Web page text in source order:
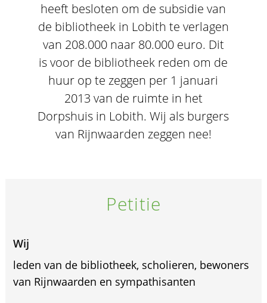
heeft besloten om de subsidie van
de bibliotheek in Lobith te verlagen
van 208.000 naar 80.000 euro. Dit
is voor de bibliotheek reden om de
huur op te zeggen per 1 januari
2013 van de ruimte in het
Dorpshuis in Lobith. Wij als burgers
van Rijnwaarden zeggen nee!
Petitie
Wij
leden van de bibliotheek, scholieren, bewoners
van Rijnwaarden en sympathisanten